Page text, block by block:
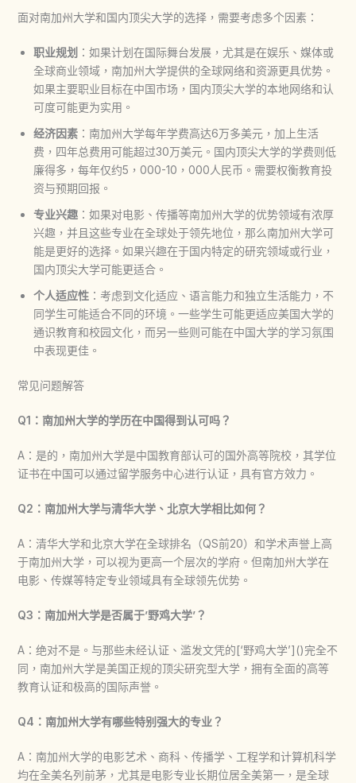
面对南加州大学和国内顶尖大学的选择，需要考虑多个因素：
职业规划 ：如果计划在国际舞台发展，尤其是在娱乐、媒体或
全球商业领域，南加州大学提供的全球网络和资源更具优势。
如果主要职业目标在中国市场，国内顶尖大学的本地网络和认
可度可能更为实用。
经济因素：南加州大学每年学费高达6万多美元，加上生活
费，四年总费用可能超过30万美元。国内顶尖大学的学费则低
廉得多，每年仅约5，000-10，000人民币。需要权衡教育投
资与预期回报。
专业兴趣：如果对电影、传播等南加州大学的优势领域有浓厚
兴趣，并且这些专业在全球处于领先地位，那么南加州大学可
能是更好的选择。如果兴趣在于国内特定的研究领域或行业，
国内顶尖大学可能更适合。
个人适应性：考虑到文化适应、语言能力和独立生活能力，不
同学生可能适合不同的环境。一些学生可能更适应美国大学的
通识教育和校园文化，而另一些则可能在中国大学的学习氛围
中表现更佳。
常见问题解答
Q1：南加州大学的学历在中国得到认可吗？
A：是的，南加州大学是中国教育部认可的国外高等院校，其学位
证书在中国可以通过留学服务中心进行认证，具有官方效力。
Q2：南加州大学与清华大学、北京大学相比如何？
A：清华大学和北京大学在全球排名（QS前20）和学术声誉上高
于南加州大学，可以视为更高一个层次的学府。但南加州大学在
电影、传媒等特定专业领域具有全球领先优势。
Q3：南加州大学是否属于’野鸡大学’？
A：绝对不是。与那些未经认证、滥发文凭的[‘野鸡大学’]()完全不
同，南加州大学是美国正规的顶尖研究型大学，拥有全面的高等
教育认证和极高的国际声誉。
Q4：南加州大学有哪些特别强大的专业？
A：南加州大学的电影艺术、商科、传播学、工程学和计算机科学
均在全美名列前茅，尤其是电影专业长期位居全美第一，是全球